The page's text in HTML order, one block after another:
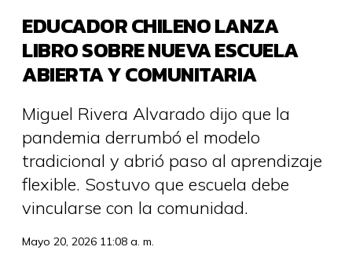
EDUCADOR CHILENO LANZA
LIBRO SOBRE NUEVA ESCUELA
ABIERTA Y COMUNITARIA
Miguel Rivera Alvarado dijo que la
pandemia derrumbó el modelo
tradicional y abrió paso al aprendizaje
flexible. Sostuvo que escuela debe
vincularse con la comunidad.
Mayo 20, 2026 11:08 a. m.